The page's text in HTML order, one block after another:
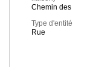
Chemin des
Type d'entité
Rue